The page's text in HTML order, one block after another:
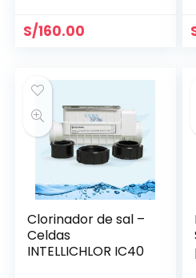
S/160.00
Clorinador de sal –
Celdas
INTELLICHLOR IC40